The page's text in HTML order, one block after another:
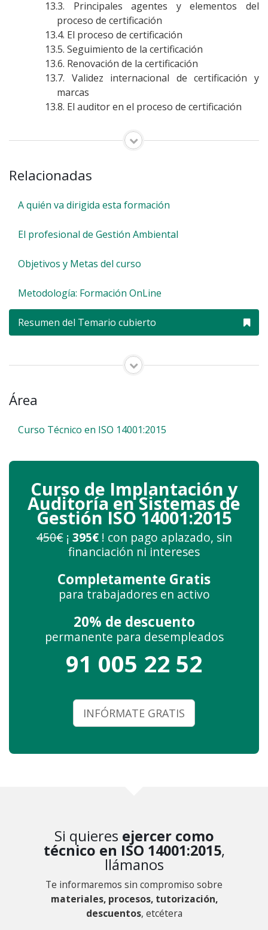
Principales agentes y elementos del
proceso de certificación
El proceso de certificación
Seguimiento de la certificación
Renovación de la certificación
Validez internacional de certificación y
marcas
El auditor en el proceso de certificación
Relacionadas
A quién va dirigida esta formación
El profesional de Gestión Ambiental
Objetivos y Metas del curso
Metodología: Formación OnLine
Resumen del Temario cubierto
Área
Curso Técnico en ISO 14001:2015
Curso de Implantación y
Auditoría en Sistemas de
Gestión ISO 14001:2015
450€¡ 395€! con pago aplazado, sin
financiación ni intereses
Completamente Gratis
para trabajadores en activo
20% de descuento
permanente para desempleados
91 005 22 52
INFÓRMATE GRATIS
Si quieres ejercer como
técnico en ISO 14001:2015,
llámanos
Te informaremos sin compromiso sobre
materiales, procesos, tutorización,
descuentos, etcétera